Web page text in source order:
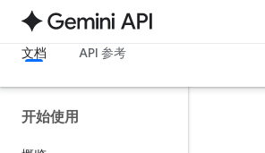
文档
API 参考
开始使用